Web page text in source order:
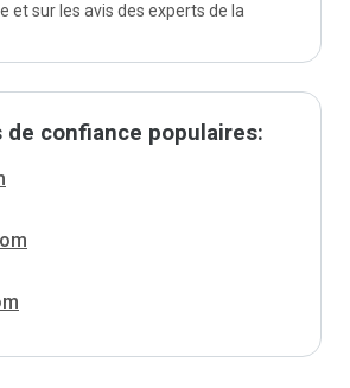
et sur les avis des experts de la
confiance populaires: